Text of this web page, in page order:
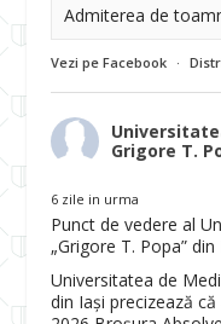
Admiterea de
Vezi pe Facebook ·
Grigore T.
6 zile in urma
Punct de vedere al
„Grigore T. Popa” din
Universitatea de
din Iași precizează